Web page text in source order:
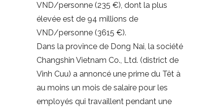
VND/personne (235 €), dont la plus
élevée est de 94 millions de
VND/personne (3615 €).
Dans la province de Dong Nai, la société
Changshin Vietnam Co., Ltd. (district de
Vinh Cuu) a annoncé une prime du Têt à
au moins un mois de salaire pour les
employés qui travaillent pendant une